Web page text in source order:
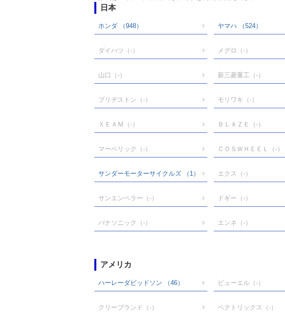
日本
ホンダ （948） ヤマハ （524）
ダイハツ （-） メグロ （-）
山口 （-） 新三菱重工 （-）
ブリヂストン （-） モリワキ （-）
ＸＥＡＭ （-） ＢＬＡＺＥ （-）
マーベリック （-） ＣＯＳＷＨＥＥＬ （-）
サンダーモーターサイクルズ （1） エクス （-）
サンエンペラー （-） ドギー （-）
パナソニック （-） エンネ （-）
アメリカ
ハーレーダビッドソン （46） ビューエル（-）
クリーブランド （-） ベクトリックス （-）